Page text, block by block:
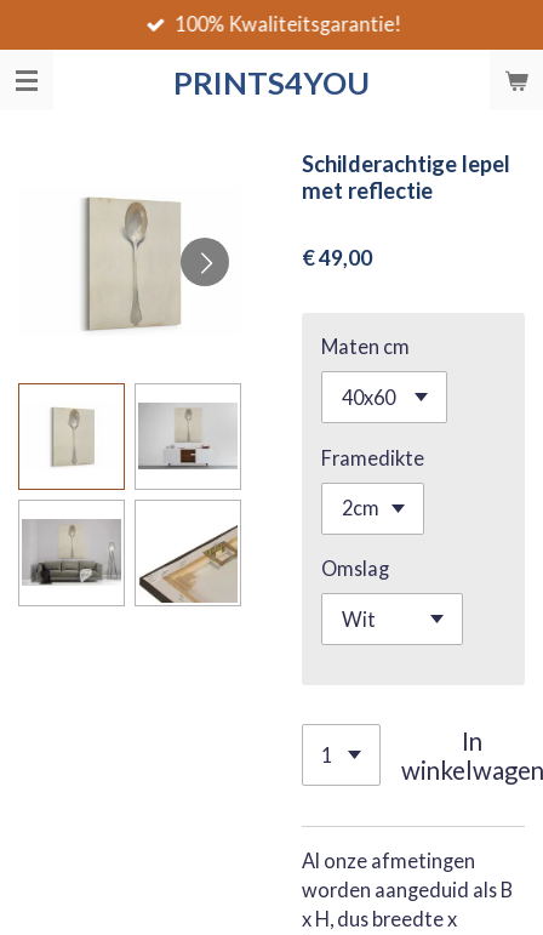
direct
naar
PRINTS4YOU
100% Kwaliteitsgarantie!
Schilderachtige lepel
met reflectie
€ 49,00
Maten cm
Framedikte
Omslag
In
winkelwagen
Al onze afmetingen
worden aangeduid als B
x H, dus breedte x